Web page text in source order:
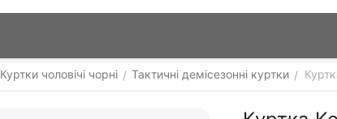
Куртки чоловічі чорні / Тактичні демісезонні куртки /